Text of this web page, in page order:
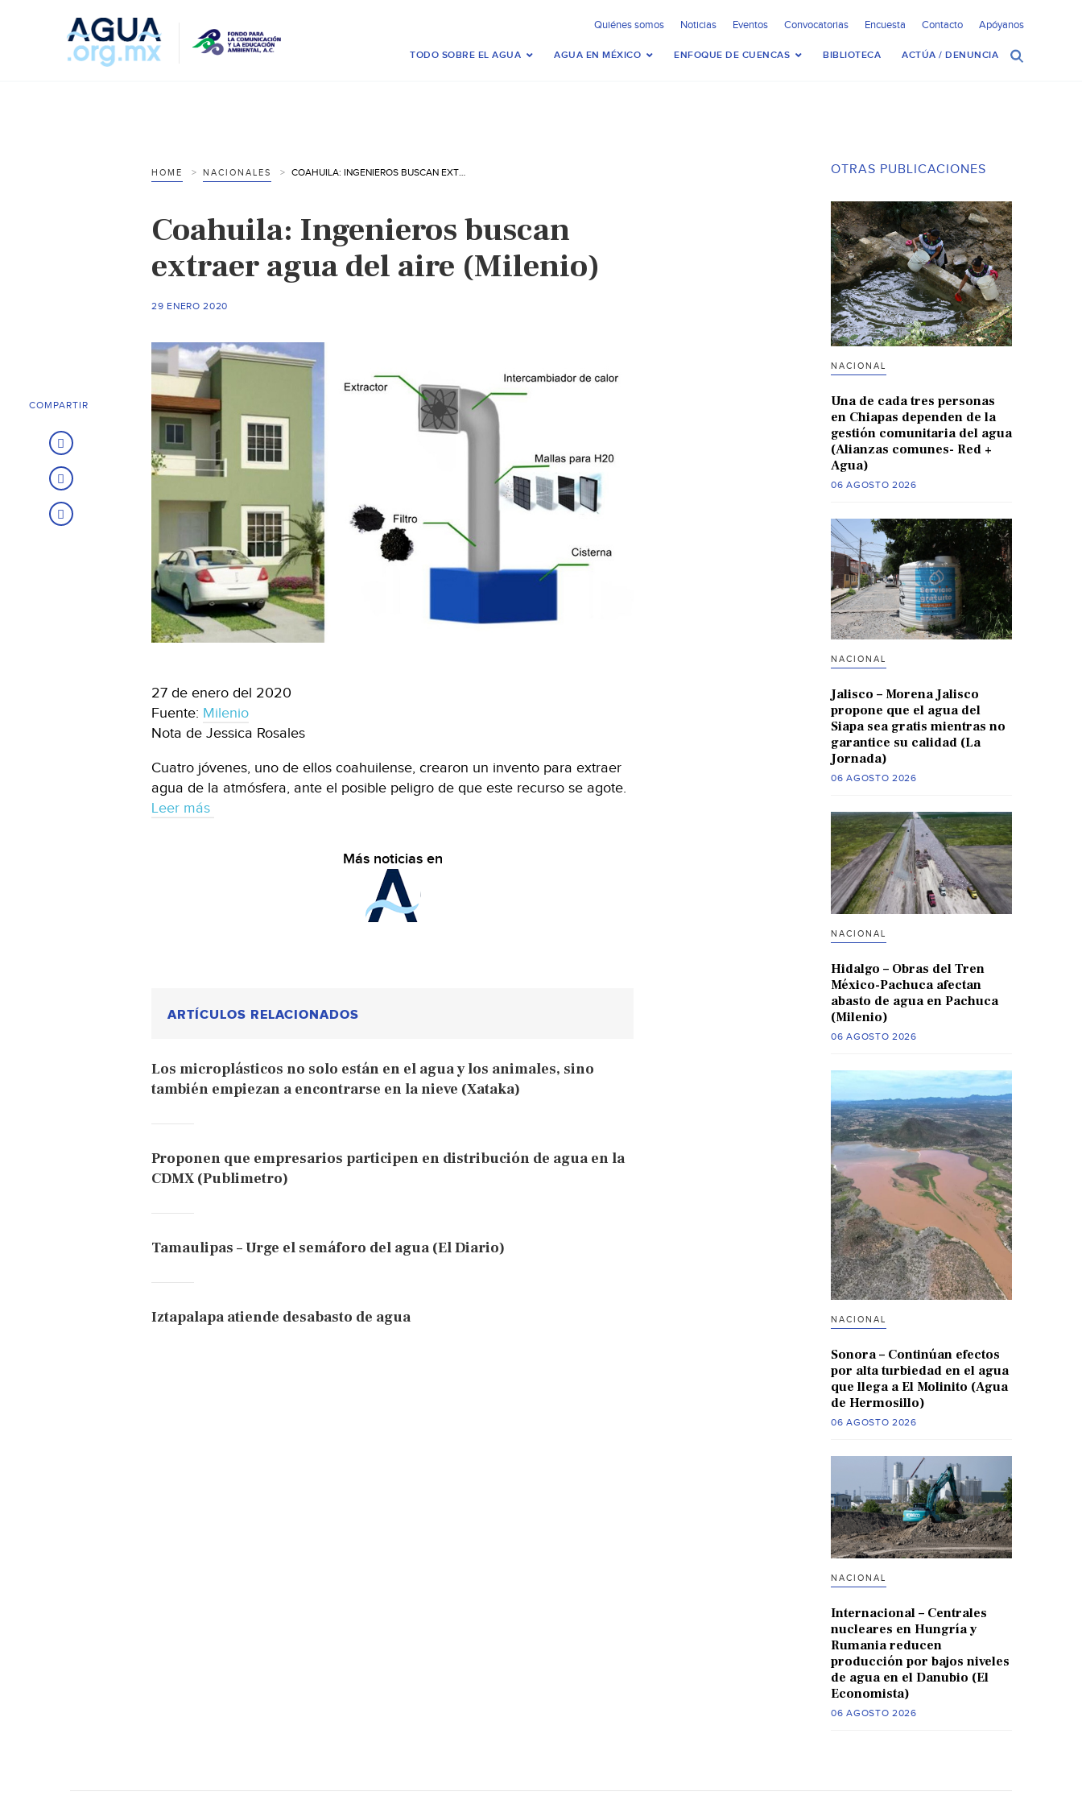
Quiénes somos Noticias Eventos Convocatorias Encuesta Contacto Apóyanos
TODO SOBRE EL AGUA AGUA EN MÉXICO ENFOQUE DE CUENCAS BIBLIOTECA ACTÚA / DENUNCIA
HOME NACIONALES COAHUILA: INGENIEROS BUSCAN EXTRAER AGUA DEL AIRE (MILENIO)
Coahuila: Ingenieros buscan
extraer agua del aire (Milenio)
29 ENERO 2020
27 de enero del 2020
Fuente: Milenio
Nota de Jessica Rosales
Cuatro jóvenes, uno de ellos coahuilense, crearon un invento para extraer
agua de la atmósfera, ante el posible peligro de que este recurso se agote.
Leer más
Más noticias en
ARTÍCULOS RELACIONADOS
Los microplásticos no solo están en el agua y los animales, sino
también empiezan a encontrarse en la nieve (Xataka)
Proponen que empresarios participen en distribución de agua en la
CDMX (Publimetro)
Tamaulipas – Urge el semáforo del agua (El Diario)
Iztapalapa atiende desabasto de agua
COMPARTIR
OTRAS PUBLICACIONES
NACIONAL
Una de cada tres personas
en Chiapas dependen de la
gestión comunitaria del agua
(Alianzas comunes- Red +
Agua)
06 AGOSTO 2026
NACIONAL
Jalisco – Morena Jalisco
propone que el agua del
Siapa sea gratis mientras no
garantice su calidad (La
Jornada)
06 AGOSTO 2026
NACIONAL
Hidalgo – Obras del Tren
México-Pachuca afectan
abasto de agua en Pachuca
(Milenio)
06 AGOSTO 2026
NACIONAL
Sonora – Continúan efectos
por alta turbiedad en el agua
que llega a El Molinito (Agua
de Hermosillo)
06 AGOSTO 2026
NACIONAL
Internacional – Centrales
nucleares en Hungría y
Rumania reducen
producción por bajos niveles
de agua en el Danubio (El
Economista)
06 AGOSTO 2026